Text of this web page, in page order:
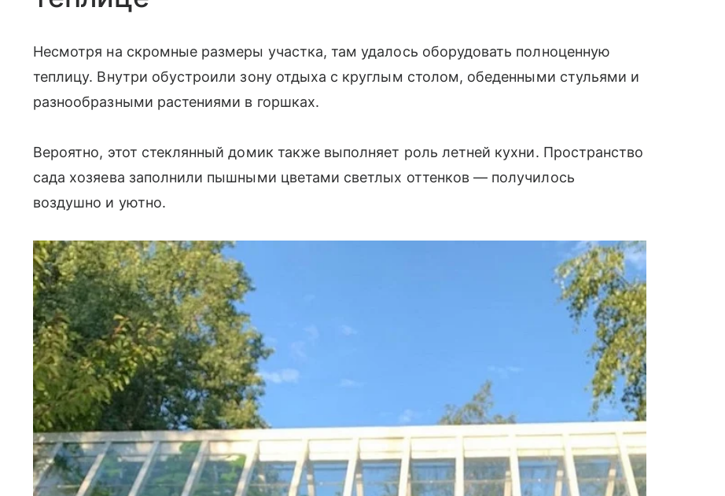
Несмотря на скромные размеры участка, там удалось оборудовать полноценную
теплицу. Внутри обустроили зону отдыха с круглым столом, обеденными стульями и
разнообразными растениями в горшках.
Вероятно, этот стеклянный домик также выполняет роль летней кухни. Пространство
сада хозяева заполнили пышными цветами светлых оттенков — получилось
воздушно и уютно.